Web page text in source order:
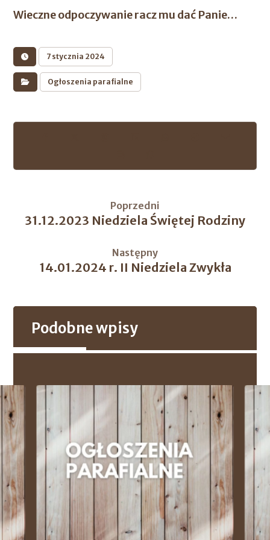
Wieczne odpoczywanie racz mu dać Panie…
7 stycznia 2024
Ogłoszenia parafialne
Poprzedni
31.12.2023 Niedziela Świętej Rodziny
Następny
14.01.2024 r. II Niedziela Zwykła
Podobne wpisy